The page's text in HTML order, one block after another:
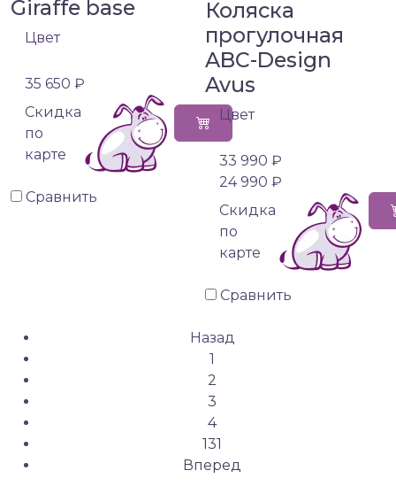
Giraffe base
Цвет
35 650 ₽
Cкидка
по
карте
Сравнить
Коляска
прогулочная
ABC-Design
Avus
Цвет
33 990 ₽
24 990 ₽
Cкидка
по
карте
Сравнить
Назад
1
2
3
4
131
Вперед